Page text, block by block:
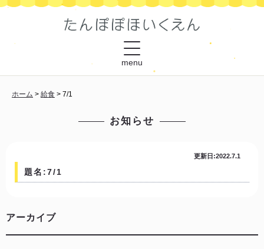
menu
ホーム > 給食 > 7/1
お知らせ
更新日:2022.7.1
題名:7/1
アーカイブ